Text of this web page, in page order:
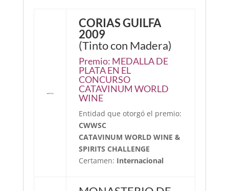
CORIAS GUILFA
2009
(Tinto con Madera)
Premio: MEDALLA DE
PLATA EN EL
CONCURSO
CATAVINUM WORLD
WINE
Entidad que otorgó el premio:
CWWSC
CATAVINUM WORLD WINE &
SPIRITS CHALLENGE
Certamen: Internacional